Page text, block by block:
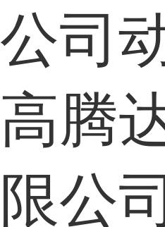
公司
高腾
限公